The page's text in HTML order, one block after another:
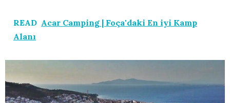
READ Acar Camping | Foça'daki En iyi Kamp
Alanı